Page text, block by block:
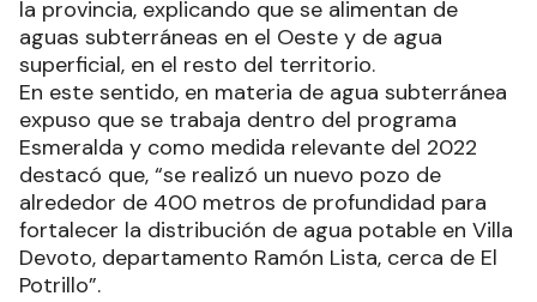
la provincia, explicando que se alimentan de
aguas subterráneas en el Oeste y de agua
superficial, en el resto del territorio.
En este sentido, en materia de agua subterránea
expuso que se trabaja dentro del programa
Esmeralda y como medida relevante del 2022
destacó que, “se realizó un nuevo pozo de
alrededor de 400 metros de profundidad para
fortalecer la distribución de agua potable en Villa
Devoto, departamento Ramón Lista, cerca de El
Potrillo”.